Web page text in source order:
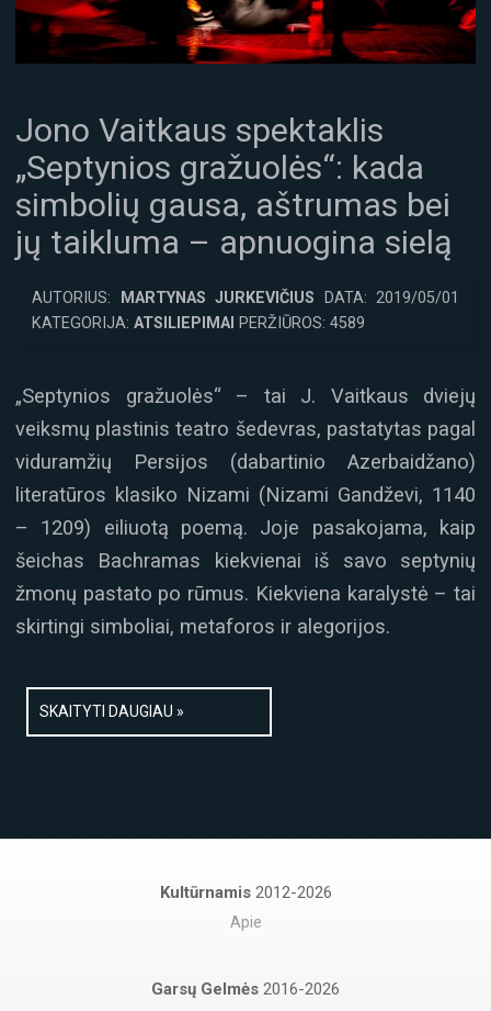
Jono Vaitkaus spektaklis
„Septynios gražuolės“: kada
simbolių gausa, aštrumas bei
jų taikluma – apnuogina sielą
AUTORIUS: MARTYNAS JURKEVIČIUS DATA: 2019/05/01
KATEGORIJA: ATSILIEPIMAI PERŽIŪROS: 4589
„Septynios gražuolės“ – tai J. Vaitkaus dviejų
veiksmų plastinis teatro šedevras, pastatytas pagal
viduramžių Persijos (dabartinio Azerbaidžano)
literatūros klasiko Nizami (Nizami Gandževi, 1140
– 1209) eiliuotą poemą. Joje pasakojama, kaip
šeichas Bachramas kiekvienai iš savo septynių
žmonų pastato po rūmus. Kiekviena karalystė – tai
skirtingi simboliai, metaforos ir alegorijos.
SKAITYTI DAUGIAU »
Kultūrnamis 2012-2026
Apie
Garsų Gelmės 2016-2026